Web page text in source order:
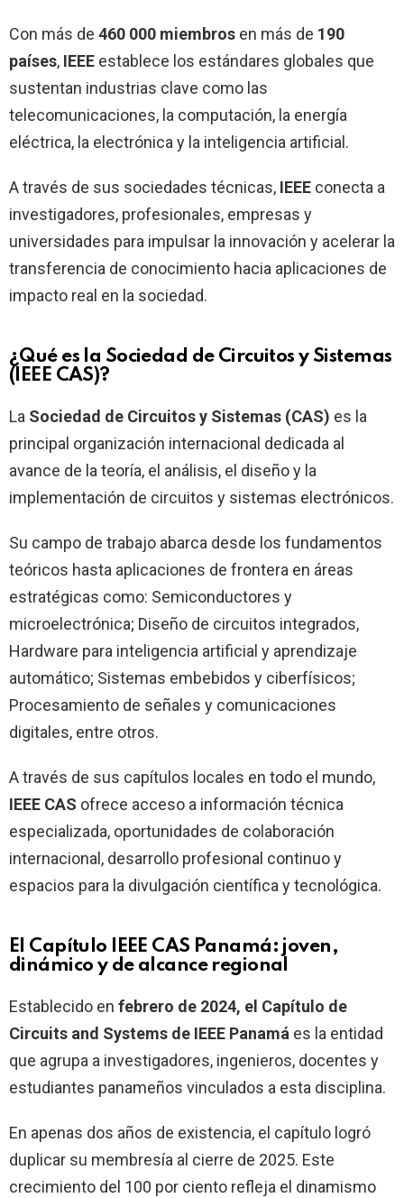
Con más de 460 000 miembros en más de 190
países, IEEE establece los estándares globales que
sustentan industrias clave como las
telecomunicaciones, la computación, la energía
eléctrica, la electrónica y la inteligencia artificial.
A través de sus sociedades técnicas, IEEE conecta a
investigadores, profesionales, empresas y
universidades para impulsar la innovación y acelerar la
transferencia de conocimiento hacia aplicaciones de
impacto real en la sociedad.
¿Qué es la Sociedad de Circuitos y Sistemas
(IEEE CAS)?
La Sociedad de Circuitos y Sistemas (CAS) es la
principal organización internacional dedicada al
avance de la teoría, el análisis, el diseño y la
implementación de circuitos y sistemas electrónicos.
Su campo de trabajo abarca desde los fundamentos
teóricos hasta aplicaciones de frontera en áreas
estratégicas como: Semiconductores y
microelectrónica; Diseño de circuitos integrados,
Hardware para inteligencia artificial y aprendizaje
automático; Sistemas embebidos y ciberfísicos;
Procesamiento de señales y comunicaciones
digitales, entre otros.
A través de sus capítulos locales en todo el mundo,
IEEE CAS ofrece acceso a información técnica
especializada, oportunidades de colaboración
internacional, desarrollo profesional continuo y
espacios para la divulgación científica y tecnológica.
El Capítulo IEEE CAS Panamá: joven,
dinámico y de alcance regional
Establecido en febrero de 2024, el Capítulo de
Circuits and Systems de IEEE Panamá es la entidad
que agrupa a investigadores, ingenieros, docentes y
estudiantes panameños vinculados a esta disciplina.
En apenas dos años de existencia, el capítulo logró
duplicar su membresía al cierre de 2025. Este
crecimiento del 100 por ciento refleja el dinamismo